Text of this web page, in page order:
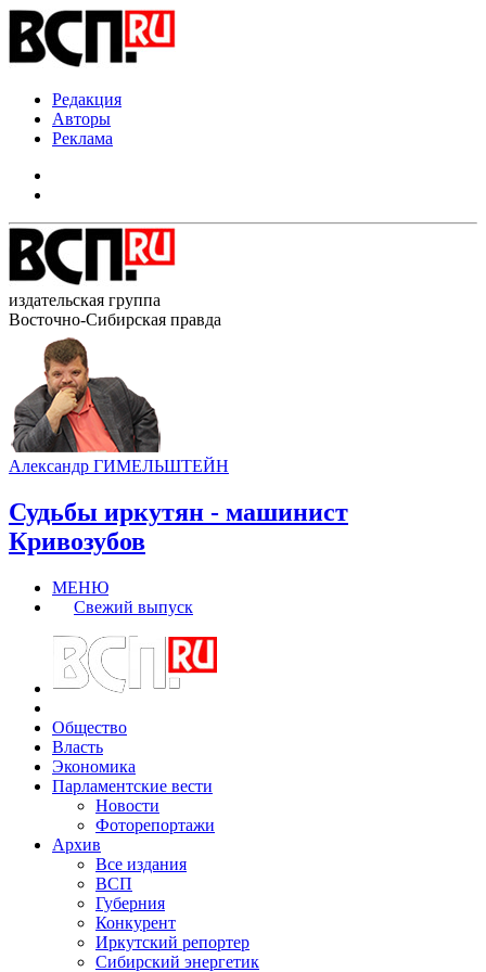
Редакция
Авторы
Реклама
издательская группа
Восточно-Сибирская правда
Александр ГИМЕЛЬШТЕЙН
Судьбы иркутян - машинист
Кривозубов
МЕНЮ
Свежий выпуск
Общество
Власть
Экономика
Парламентские вести
Новости
Фоторепортажи
Архив
Все издания
ВСП
Губерния
Конкурент
Иркутский репортер
Сибирский энергетик